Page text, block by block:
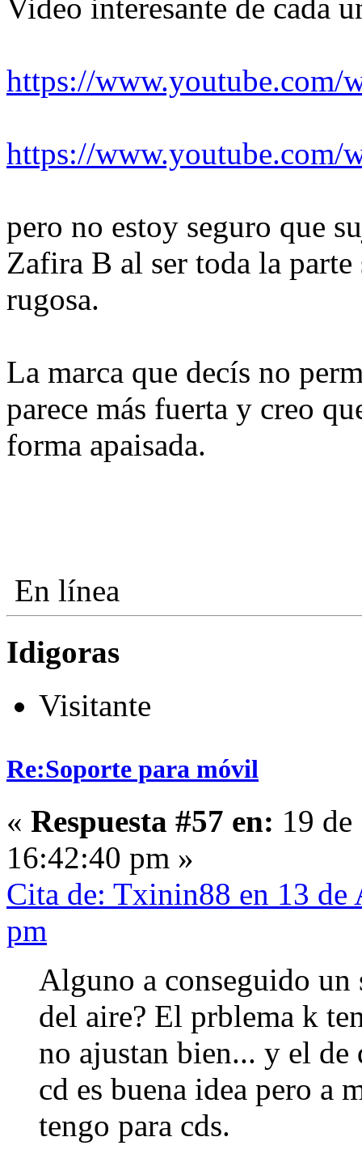
Video interesante de cada
https://www.youtube.com/
https://www.youtube.com/
pero no estoy seguro que
Zafira B al ser toda la
rugosa.
La marca que decís no
parece más fuerta y creo
forma apaisada.
En línea
Idigoras
Visitante
Re:Soporte para móvil
« Respuesta #57 en: 19
16:42:40 pm »
Cita de: Txinin88 en 13
pm
Alguno a conseguido un
del aire? El prblema k
no ajustan bien... y el de
cd es buena idea pero a
tengo para cds.